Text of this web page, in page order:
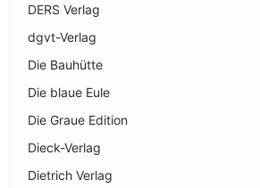
DERS Verlag
dgvt-Verlag
Die Bauhütte
Die blaue Eule
Die Graue Edition
Dieck-Verlag
Dietrich Verlag